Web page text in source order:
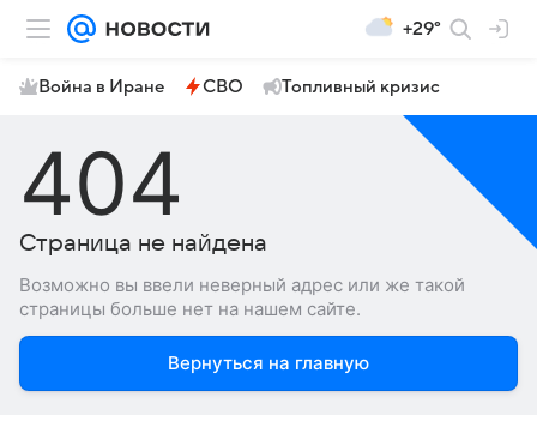
+29°
Война в Иране СВО Топливный кризис
404
Страница не найдена
Возможно вы ввели неверный адрес или же такой
страницы больше нет на нашем сайте.
Вернуться на главную